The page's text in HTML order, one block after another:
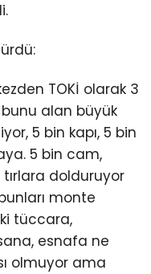
TOKİ olarak 3
alan büyük
5 bin kapı, 5 bin
5 bin cam,
dolduruyor
monte
tüccara,
esnafa ne
olmuyor ama